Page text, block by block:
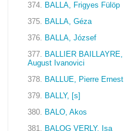
374. BALLA, Frigyes Fülöp
375. BALLA, Géza
376. BALLA, József
377. BALLIER BAILLAYRE,
August Ivanovici
378. BALLUE, Pierre Ernest
379. BALLY, [s]
380. BALO, Akos
381. BALOG VERLY, Isa